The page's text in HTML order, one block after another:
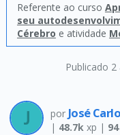
Publicado
Referente ao curso
seu
Cérebro e atividade
por José
| 48.7kxp | 94